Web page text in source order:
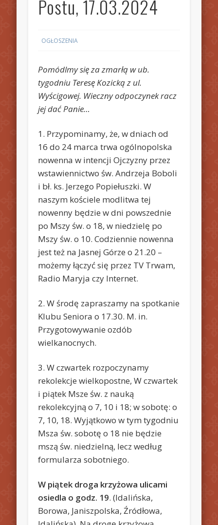
Postu, 17.03.2024
OGŁOSZENIA
Pomódlmy się za zmarłą w ub.
tygodniu Teresę Kozicką z ul.
Wyścigowej. Wieczny odpoczynek racz
jej dać Panie…
1. Przypominamy, że, w dniach od
16 do 24 marca trwa ogólnopolska
nowenna w intencji Ojczyzny przez
wstawiennictwo św. Andrzeja Boboli
i bł. ks. Jerzego Popiełuszki. W
naszym kościele modlitwa tej
nowenny będzie w dni powszednie
po Mszy św. o 18, w niedzielę po
Mszy św. o 10. Codziennie nowenna
jest też na Jasnej Górze o 21.20 –
możemy łączyć się przez TV Trwam,
Radio Maryja czy Internet.
2. W środę zapraszamy na spotkanie
Klubu Seniora o 17.30. M. in.
Przygotowywanie ozdób
wielkanocnych.
3. W czwartek rozpoczynamy
rekolekcje wielkopostne, W czwartek
i piątek Msze św. z nauką
rekolekcyjną o 7, 10 i 18; w sobotę: o
7, 10, 18. Wyjątkowo w tym tygodniu
Msza św. sobotę o 18 nie będzie
mszą św. niedzielną, lecz według
formularza sobotniego.
W piątek droga krzyżowa ulicami
osiedla o godz. 19. (Idalińska,
Borowa, Janiszpolska, Źródłowa,